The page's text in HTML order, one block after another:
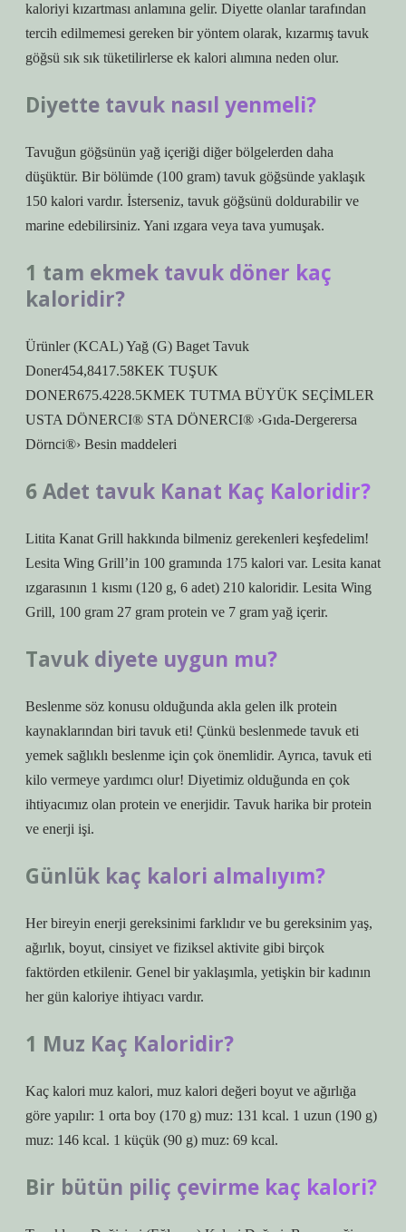
kaloriyi kızartması anlamına gelir. Diyette olanlar tarafından
tercih edilmemesi gereken bir yöntem olarak, kızarmış tavuk
göğsü sık sık tüketilirlerse ek kalori alımına neden olur.
Diyette tavuk nasıl yenmeli?
Tavuğun göğsünün yağ içeriği diğer bölgelerden daha
düşüktür. Bir bölümde (100 gram) tavuk göğsünde yaklaşık
150 kalori vardır. İsterseniz, tavuk göğsünü doldurabilir ve
marine edebilirsiniz. Yani ızgara veya tava yumuşak.
1 tam ekmek tavuk döner kaç
kaloridir?
Ürünler (KCAL) Yağ (G) Baget Tavuk
Doner454,8417.58KEK TUŞUK
DONER675.4228.5KMEK TUTMA BÜYÜK SEÇİMLER
USTA DÖNERCI® STA DÖNERCI® ›Gıda-Dergerersa
Dörnci®› Besin maddeleri
6 Adet tavuk Kanat Kaç Kaloridir?
Litita Kanat Grill hakkında bilmeniz gerekenleri keşfedelim!
Lesita Wing Grill’in 100 gramında 175 kalori var. Lesita kanat
ızgarasının 1 kısmı (120 g, 6 adet) 210 kaloridir. Lesita Wing
Grill, 100 gram 27 gram protein ve 7 gram yağ içerir.
Tavuk diyete uygun mu?
Beslenme söz konusu olduğunda akla gelen ilk protein
kaynaklarından biri tavuk eti! Çünkü beslenmede tavuk eti
yemek sağlıklı beslenme için çok önemlidir. Ayrıca, tavuk eti
kilo vermeye yardımcı olur! Diyetimiz olduğunda en çok
ihtiyacımız olan protein ve enerjidir. Tavuk harika bir protein
ve enerji işi.
Günlük kaç kalori almalıyım?
Her bireyin enerji gereksinimi farklıdır ve bu gereksinim yaş,
ağırlık, boyut, cinsiyet ve fiziksel aktivite gibi birçok
faktörden etkilenir. Genel bir yaklaşımla, yetişkin bir kadının
her gün kaloriye ihtiyacı vardır.
1 Muz Kaç Kaloridir?
Kaç kalori muz kalori, muz kalori değeri boyut ve ağırlığa
göre yapılır: 1 orta boy (170 g) muz: 131 kcal. 1 uzun (190 g)
muz: 146 kcal. 1 küçük (90 g) muz: 69 kcal.
Bir bütün piliç çevirme kaç kalori?